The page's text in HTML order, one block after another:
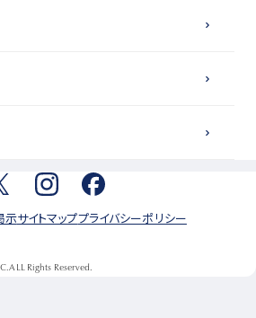
示サイトマッププライバシーポリシー
Rights Reserved.